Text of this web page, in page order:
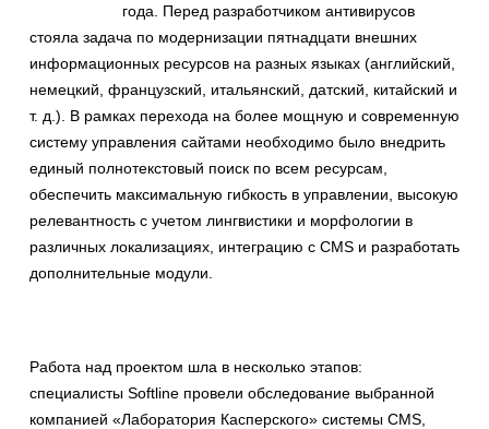
года. Перед разработчиком антивирусов
стояла задача по модернизации пятнадцати внешних
информационных ресурсов на разных языках (английский,
немецкий, французский, итальянский, датский, китайский и
т. д.). В рамках перехода на более мощную и современную
систему управления сайтами необходимо было внедрить
единый полнотекстовый поиск по всем ресурсам,
обеспечить максимальную гибкость в управлении, высокую
релевантность с учетом лингвистики и морфологии в
различных локализациях, интеграцию с CMS и разработать
дополнительные модули.
Работа над проектом шла в несколько этапов:
специалисты Softline провели обследование выбранной
компанией «Лаборатория Касперского» системы CMS,